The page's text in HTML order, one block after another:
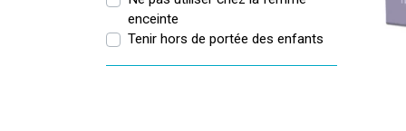
enceinte
Tenir hors de portée des enfants